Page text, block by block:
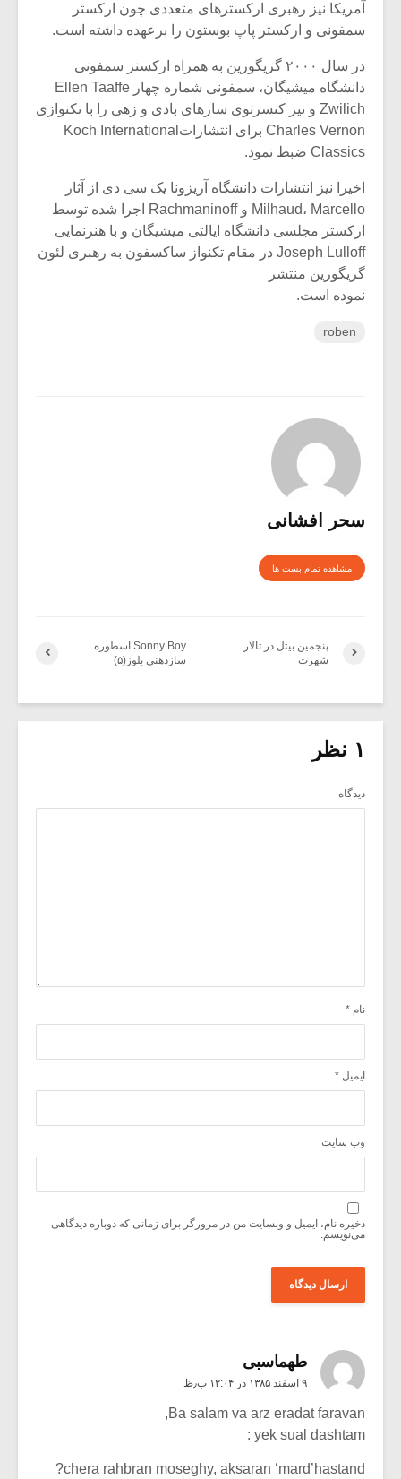
آمریکا نیز رهبری ارکسترهای متعددی چون ارکستر
سمفونی و ارکستر پاپ بوستون را برعهده داشته است.
در سال ۲۰۰۰ گریگورین به همراه ارکستر سمفونی
دانشگاه میشیگان، سمفونی شماره چهار Ellen Taaffe
Zwilich و نیز کنسرتوی سازهای بادی و زهی را با تکنوازی
Charles Vernon برای انتشاراتKoch International
Classics ضبط نمود.
اخیرا نیز انتشارات دانشگاه آریزونا یک سی دی از آثار
Milhaud، Marcello و Rachmaninoff اجرا شده توسط
ارکستر مجلسی دانشگاه ایالتی میشیگان و با هنرنمایی
Joseph Lulloff در مقام تکنواز ساکسفون به رهبری لئون
گریگورین منتشر
نموده است.
roben
سحر افشانی
مشاهده تمام پست ها
Sonny Boy اسطوره
سازدهنی بلوز(۵)
پنجمین بیتل در تالار
شهرت
۱ نظر
دیدگاه
نام *
ایمیل *
وب‌ سایت
ذخیره نام، ایمیل و وبسایت من در مرورگر برای زمانی که دوباره دیدگاهی
می‌نویسم.
طهماسبی
۹ اسفند ۱۳۸۵ در ۱۲:۰۴ ب٫ظ
Ba salam va arz eradat faravan,
yek sual dashtam :
chera rahbran moseghy, aksaran ‘mard’hastand?